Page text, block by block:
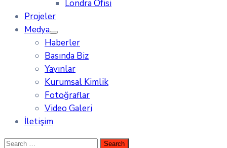
Londra Ofisi
Projeler
Medya
Haberler
Basında Biz
Yayınlar
Kurumsal Kimlik
Fotoğraflar
Video Galeri
İletişim